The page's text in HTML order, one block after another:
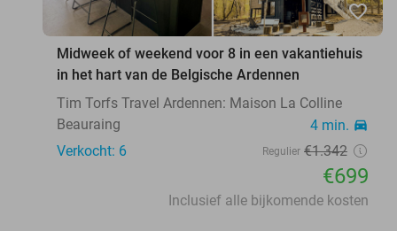
favorite_border
Midweek of weekend voor 8 in een vakantiehuis
in het hart van de Belgische Ardennen
Tim Torfs Travel Ardennen: Maison La Colline
Beauraing
4 min. directions_car
Verkocht: 6 Regulier €1.342
€699
Inclusief alle bijkomende kosten